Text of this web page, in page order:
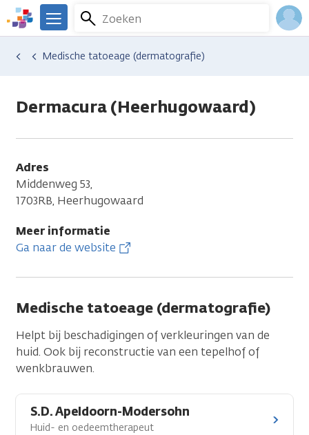
Overslaan
en
naar
We
er
Kanker.nl
Zoeken
Menu
Hulp en ondersteuning
Vind hulp bij kanker
Uiterlijke veranderingen
Huidproblemen
Medische tatoeage (dermatografie)
Dermacura (Heerhugowaard)
Adres
Middenweg 53,
1703RB, Heerhugowaard
Meer informatie
Ga naar de website
Medische tatoeage (dermatografie)
Helpt bij beschadigingen of verkleuringen van de
huid. Ook bij reconstructie van een tepelhof of
wenkbrauwen.
S.D. Apeldoorn-Modersohn
Huid- en oedeemtherapeut